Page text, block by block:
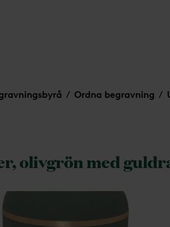
/ Ordna begravning /
olivgrön med